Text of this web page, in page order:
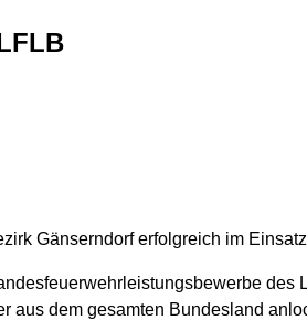
Gänserndorf erfolgreich im Einsatz
dem gesamten Bundesland